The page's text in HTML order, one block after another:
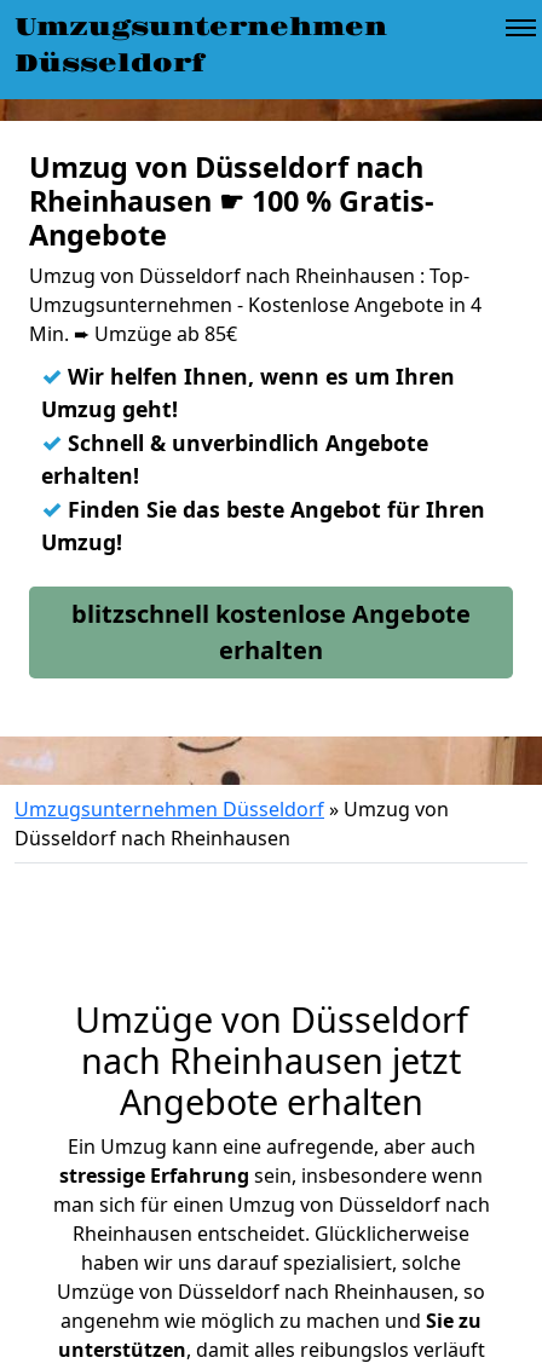
Umzugsunternehmen
Düsseldorf
Umzug von Düsseldorf nach
Rheinhausen ☛ 100 % Gratis-
Angebote
Umzug von Düsseldorf nach Rheinhausen : Top-
Umzugsunternehmen - Kostenlose Angebote in 4
Min. ➨ Umzüge ab 85€
✓ Wir helfen Ihnen, wenn es um Ihren
Umzug geht!
✓ Schnell & unverbindlich Angebote
erhalten!
✓ Finden Sie das beste Angebot für Ihren
Umzug!
blitzschnell kostenlose Angebote
erhalten
Umzugsunternehmen Düsseldorf» Umzug von
Düsseldorf nach Rheinhausen
Umzüge von Düsseldorf
nach Rheinhausen jetzt
Angebote erhalten
Ein Umzug kann eine aufregende, aber auch
stressige Erfahrung sein, insbesondere wenn
man sich für einen Umzug von Düsseldorf nach
Rheinhausen entscheidet. Glücklicherweise
haben wir uns darauf spezialisiert, solche
Umzüge von Düsseldorf nach Rheinhausen, so
angenehm wie möglich zu machen und Sie zu
unterstützen, damit alles reibungslos verläuft